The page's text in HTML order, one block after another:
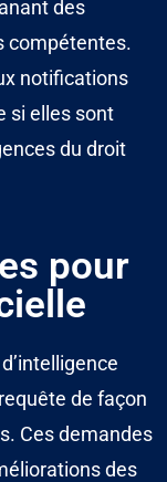
des
compétentes.
notifications
si elles sont
du droit
pour
de façon
Ces demandes
des